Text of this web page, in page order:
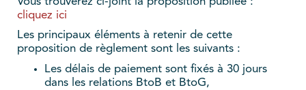
cliquez ici
Les principaux éléments à retenir de cette
proposition de règlement sont les suivants :
Les délais de paiement sont fixés à 30 jours
dans les relations BtoB et BtoG,